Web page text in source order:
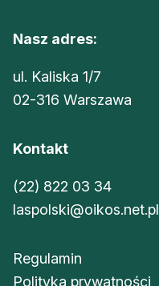
Nasz adres:
ul. Kaliska 1/7
02-316 Warszawa
Kontakt
(22) 822 03 34
laspolski@oikos.net.pl
Regulamin
Polityka prywatności